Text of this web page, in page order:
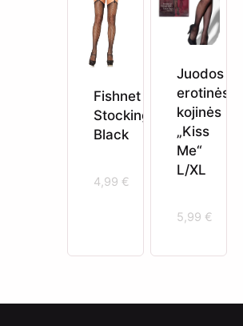
Fishnet
Stockings
Black
4,99 €
Juodos
erotinės
kojinės
„Kiss
Me“
L/XL
5,99 €